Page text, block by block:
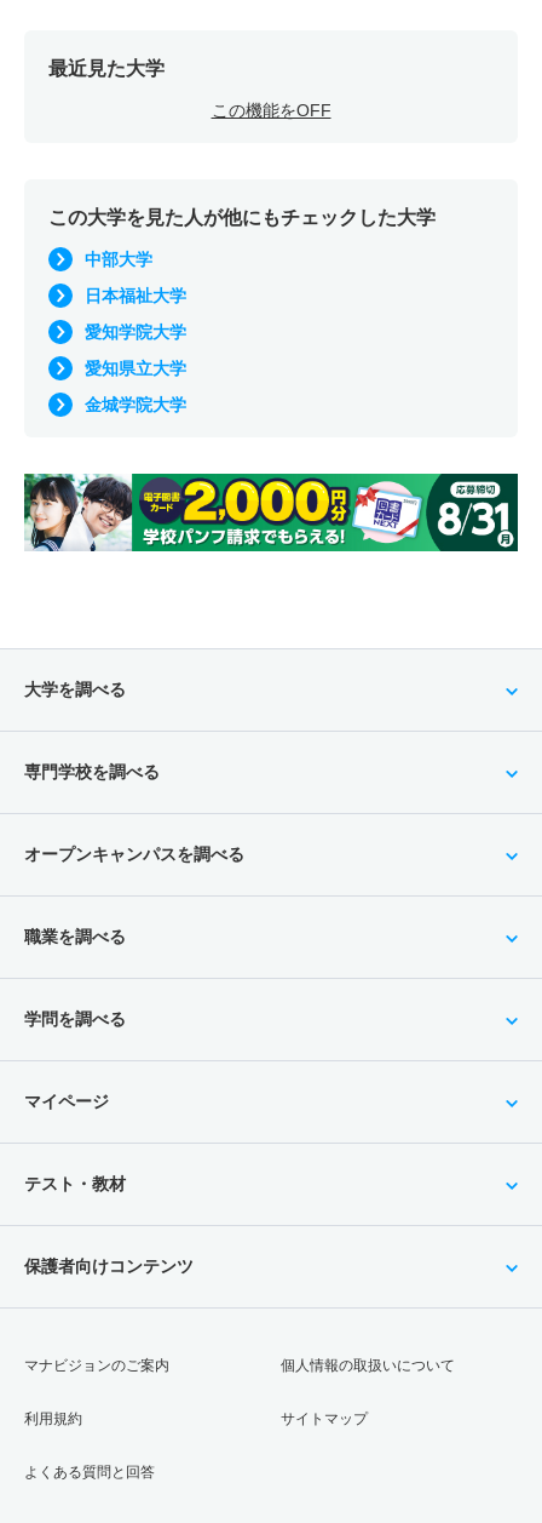
最近見た大学
この機能をOFF
この大学を見た人が他にもチェックした大学
中部大学
日本福祉大学
愛知学院大学
愛知県立大学
金城学院大学
大学を調べる
専門学校を調べる
オープンキャンパスを調べる
職業を調べる
学問を調べる
マイページ
テスト・教材
保護者向けコンテンツ
マナビジョンのご案内
利用規約
よくある質問と回答
個人情報の取扱いについて
サイトマップ